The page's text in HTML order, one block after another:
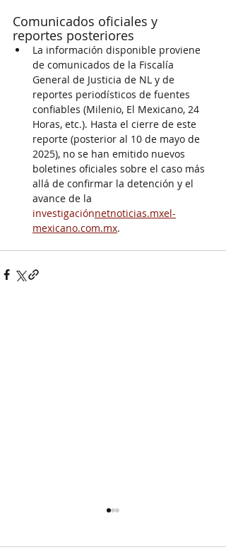
Comunicados oficiales y
reportes posteriores
La información disponible proviene
de comunicados de la Fiscalía
General de Justicia de NL y de
reportes periodísticos de fuentes
confiables (Milenio, El Mexicano, 24
Horas, etc.). Hasta el cierre de este
reporte (posterior al 10 de mayo de
2025), no se han emitido nuevos
boletines oficiales sobre el caso más
allá de confirmar la detención y el
avance de la
investigaciónnetnoticias.mxel-
mexicano.com.mx.